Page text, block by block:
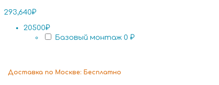
293,640₽
20500₽
Базовый монтаж 0 ₽
Доставка по Москве: Бесплатно